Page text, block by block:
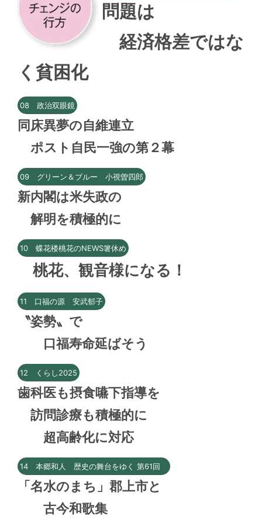
問題は
経済格差ではな
く貧困化
08 政治双眼鏡
同床異夢の自維連立
ポスト自民一強の第２幕
09 グリーン＆ブルー 小視曽四郎
新内閣は米失政の
解明を積極的に
10 蝶花楼桃花のNEWS箸休め
桃花、観音様になる！
11 口福の源 安武郁子
〝姿勢〟で
口福寿命延ばそう
12 くらし2025
歯科医も摂食嚥下指導を
訪問診療も積極的に
超高齢化に対応
14 本郷和人 歴史の舞台をゆく 第61回
「名水のまち」郡上市と
古今和歌集